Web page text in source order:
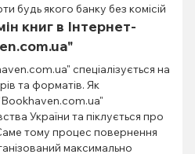
будь якого банку без комісій
книг в Інтернет-
спеціалізується на
та форматів. Як
України та піклується про
тому процес повернення
максимально